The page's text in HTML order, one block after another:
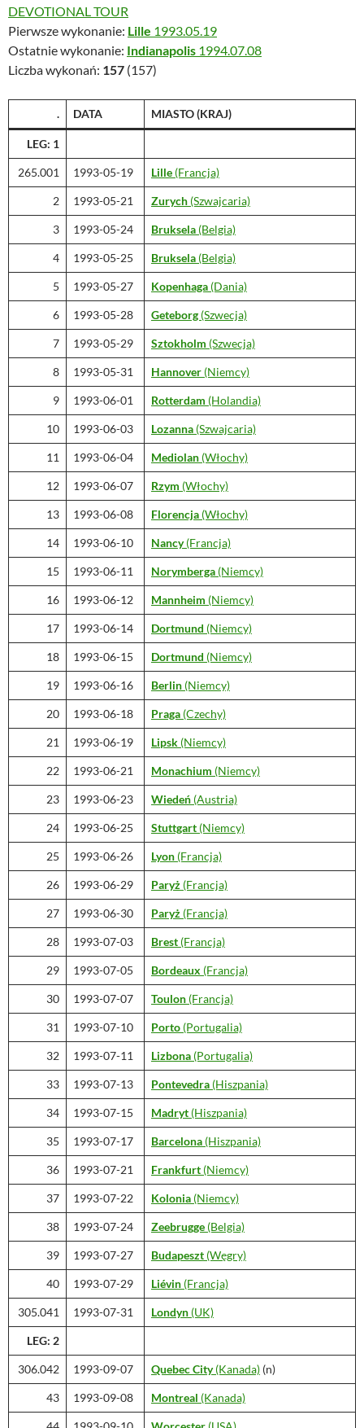
DEVOTIONAL TOUR
Pierwsze wykonanie: Lille 1993.05.19
Ostatnie wykonanie: Indianapolis 1994.07.08
Liczba wykonań: 157 (157)
. DATA MIASTO (KRAJ)
LEG: 1
265.001 1993-05-19 Lille (Francja)
2 1993-05-21 Zurych (Szwajcaria)
3 1993-05-24 Bruksela (Belgia)
4 1993-05-25 Bruksela (Belgia)
5 1993-05-27 Kopenhaga (Dania)
6 1993-05-28 Geteborg (Szwecja)
7 1993-05-29 Sztokholm (Szwecja)
8 1993-05-31 Hannover (Niemcy)
9 1993-06-01 Rotterdam (Holandia)
10 1993-06-03 Lozanna (Szwajcaria)
11 1993-06-04 Mediolan (Włochy)
12 1993-06-07 Rzym (Włochy)
13 1993-06-08 Florencja (Włochy)
14 1993-06-10 Nancy(Francja)
15 1993-06-11 Norymberga (Niemcy)
16 1993-06-12 Mannheim (Niemcy)
17 1993-06-14 Dortmund (Niemcy)
18 1993-06-15 Dortmund (Niemcy)
19 1993-06-16 Berlin (Niemcy)
20 1993-06-18 Praga (Czechy)
21 1993-06-19 Lipsk (Niemcy)
22 1993-06-21 Monachium (Niemcy)
23 1993-06-23 Wiedeń (Austria)
24 1993-06-25 Stuttgart (Niemcy)
25 1993-06-26 Lyon (Francja)
26 1993-06-29 Paryż (Francja)
27 1993-06-30 Paryż (Francja)
28 1993-07-03 Brest (Francja)
29 1993-07-05 Bordeaux (Francja)
30 1993-07-07 Toulon (Francja)
31 1993-07-10 Porto (Portugalia)
32 1993-07-11 Lizbona (Portugalia)
33 1993-07-13 Pontevedra (Hiszpania)
34 1993-07-15 Madryt (Hiszpania)
35 1993-07-17 Barcelona (Hiszpania)
36 1993-07-21 Frankfurt (Niemcy)
37 1993-07-22 Kolonia (Niemcy)
38 1993-07-24 Zeebrugge (Belgia)
39 1993-07-27 Budapeszt (Węgry)
40 1993-07-29 Liévin (Francja)
305.041 1993-07-31 Londyn (UK)
LEG: 2
306.042 1993-09-07 Quebec City(Kanada) (n)
43 1993-09-08 Montreal (Kanada)